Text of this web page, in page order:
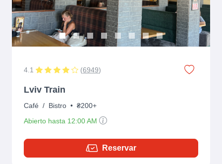
4.1 (6949)
Lviv Train
Café / Bistro • ₴200+
Abierto hasta 12:00 AM
Reservar